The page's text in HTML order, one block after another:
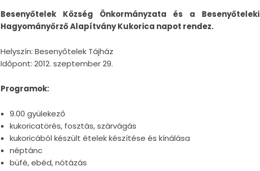
Besenyőtelek Község Önkormányzata és a Besenyőteleki
Hagyományőrző Alapítvány Kukorica napot rendez.
Helyszín: Besenyőtelek Tájház
Időpont: 2012. szeptember 29.
Programok:
9.00 gyülekező
kukoricatörés, fosztás, szárvágás
kukoricából készült ételek készítése és kínálása
néptánc
büfé, ebéd, nótázás